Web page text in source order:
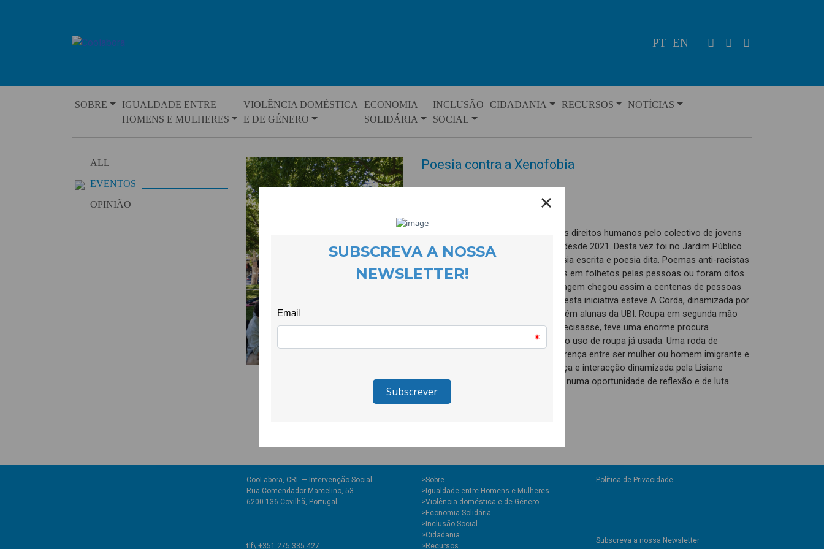
PT EN
SOBRE
IGUALDADE ENTRE
HOMENS E MULHERES
VIOLÊNCIA DOMÉSTICA
E DE GÉNERO
ECONOMIA
SOLIDÁRIA
INCLUSÃO
SOCIAL
CIDADANIA RECURSOS NOTÍCIAS
ALL
EVENTOS
OPINIÃO
Poesia contra a Xenofobia
Mais uma campanha em defesa dos direitos humanos pelo colectivo de jovens
activistas que a CooLabora acolhe desde 2021. Desta vez foi no Jardim Público
da Covilhã que foi invadido por poesia escrita e poesia dita. Poemas anti-racistas
e anti-xenófobos foram distribuídos em folhetos pelas pessoas ou foram ditos
com amplificação de som. A mensagem chegou assim a centenas de pessoas
que por ali passavam. Associada a esta iniciativa esteve A Corda, dinamizada por
duas jovens deste colectivo e também alunas da UBI. Roupa em segunda mão
que esteve disponível para quem precisasse, teve uma enorme procura
quebrando assim um preconceito do uso de roupa já usada. Uma roda de
conversas com temas como a diferença entre ser mulher ou homem imigrante e
uma outra roda, neste caso de dança e interacção dinamizada pela Lisiane
Moresco, tornaram esta campanha numa oportunidade de reflexão e de luta
contra a xenofobia e o racismo.
CooLabora, CRL — Intervenção Social
Rua Comendador Marcelino, 53
6200-136 Covilhã, Portugal
tlf\ +351 275 335 427
>Sobre
>Igualdade entre Homens e Mulheres
>Violência doméstica e de Género
>Economia Solidária
>Inclusão Social
>Cidadania
>Recursos
Política de Privacidade
Subscreva a nossa Newsletter